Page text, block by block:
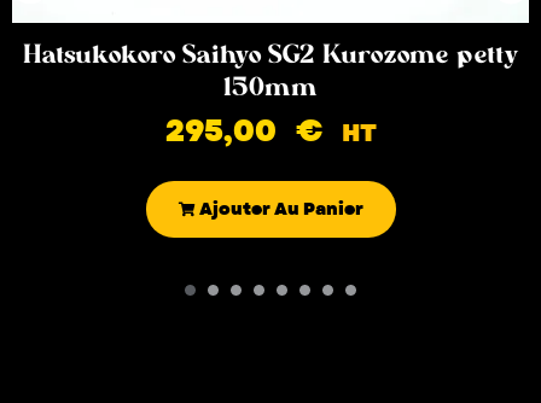
Hatsukokoro Saihyo SG2 Kurozome petty
150mm
295,00 € HT
Ajouter Au Panier